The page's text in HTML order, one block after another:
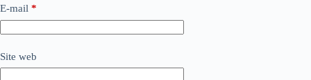
E-mail *
Site web